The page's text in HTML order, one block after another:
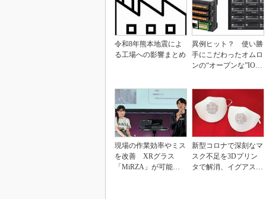
令和8年熊本地震によ
る工場への影響まとめ
異例ヒット？ 使い勝
手にこだわったオムロ
ンの“オープンな”IO-L
現場の作業効率やミス
を改善 XRグラス
「MiRZA」が可能に
新型コロナで深刻なマ
スク不足を3Dプリン
タで解消、イグアスが